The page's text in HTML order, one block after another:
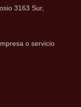
3163 Sur,
o servicio